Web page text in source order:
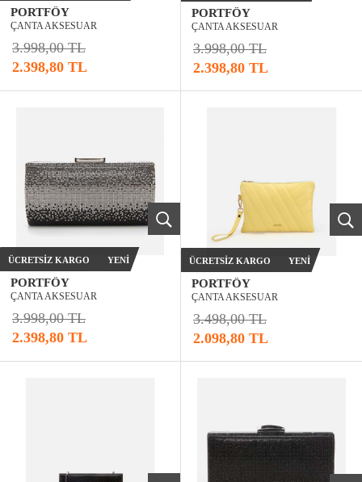
PORTFÖY
ÇANTA AKSESUAR
3.998,00 TL
2.398,80 TL
PORTFÖY
ÇANTA AKSESUAR
3.998,00 TL
2.398,80 TL
PORTFÖY
ÇANTA AKSESUAR
3.998,00 TL
2.398,80 TL
ÜCRETSIZ KARGO YENI
PORTFÖY
ÇANTA AKSESUAR
3.498,00 TL
2.098,80 TL
ÜCRETSIZ KARGO YENI